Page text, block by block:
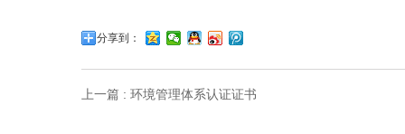
分享到：
上一篇 : 环境管理体系认证证书